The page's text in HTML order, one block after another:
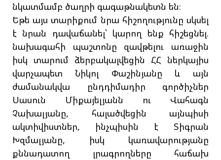
նկատմամբ ծաղրի գագաթնակետն են։
Եթե այս տարիքում նրա հիշողությունը սկսել
է նրան դավաճանել՝ կարող ենք հիշեցնել.
նախագահի պաշտոնը զավթելու առաջին
իսկ տարում ձերբակալվեցին ՀՀ ներկայիս
վարչապետ Նիկոլ Փաշինյանը և այն
ժամանակվա ընդդիմադիր գործիչներ
Սասուն Միքայելյանն ու Վահագն
Չախալյանը, հալածվեցին այնպիսի
ակտիվիստներ, ինչպիսին է Տիգրան
Խզմալյանը, իսկ կառավարությանը
քննադատող լրագրողները հաճախ